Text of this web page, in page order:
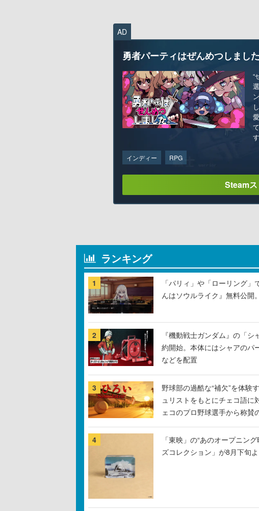
AD
勇者パーティはぜんめつしました
“
インディー RPG
Steam
ランキング
1
「パリィ」や「ローリング
んはソウルライク』無料公開
2
『機動戦士ガンダム』の「
約開始。本体にはシャアのパ
などを配置
3
野球部の過酷な“補欠”を体験
ュリストをもとにチェコ語に
ェコのプロ野球選手から称賛
4
「東映」の“あのオープニン
ズコレクション」が8月下旬